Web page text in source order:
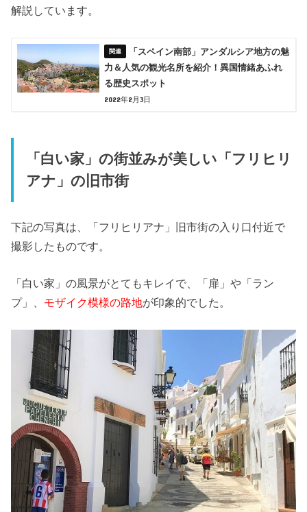
解説しています。
「スペイン南部」アンダルシア地方の魅
力＆人気の観光名所を紹介！異国情緒あふれ
る歴史スポット
2022年2月3日
「白い家」の街並みが美しい「フリヒリ
アナ」の旧市街
下記の写真は、「フリヒリアナ」旧市街の入り口付近で
撮影したものです。
「白い家」の風景がとてもキレイで、「扉」や「ラン
プ」、 モザイク模様の路地が印象的でした。